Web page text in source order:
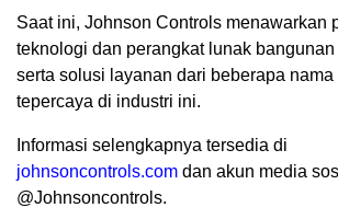
Saat ini, Johnson Controls menawarkan
teknologi dan perangkat lunak
serta solusi layanan dari beberapa
tepercaya di industri ini.
Informasi selengkapnya tersedia di
johnsoncontrols.com dan akun media
@Johnsoncontrols.